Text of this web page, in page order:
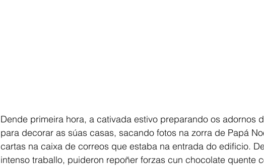
Dende primeira hora, a cativada estivo preparando os adornos
para decorar as súas casas, sacando fotos na zorra de Papá
cartas na caixa de correos que estaba na entrada do edificio.
intenso traballo, puideron repoñer forzas cun chocolate quente